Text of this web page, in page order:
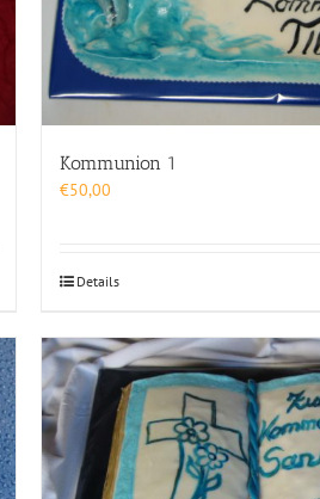
Kommunion 1
€50,00
Details